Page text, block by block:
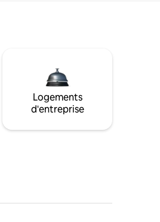
Logements
d'entreprise